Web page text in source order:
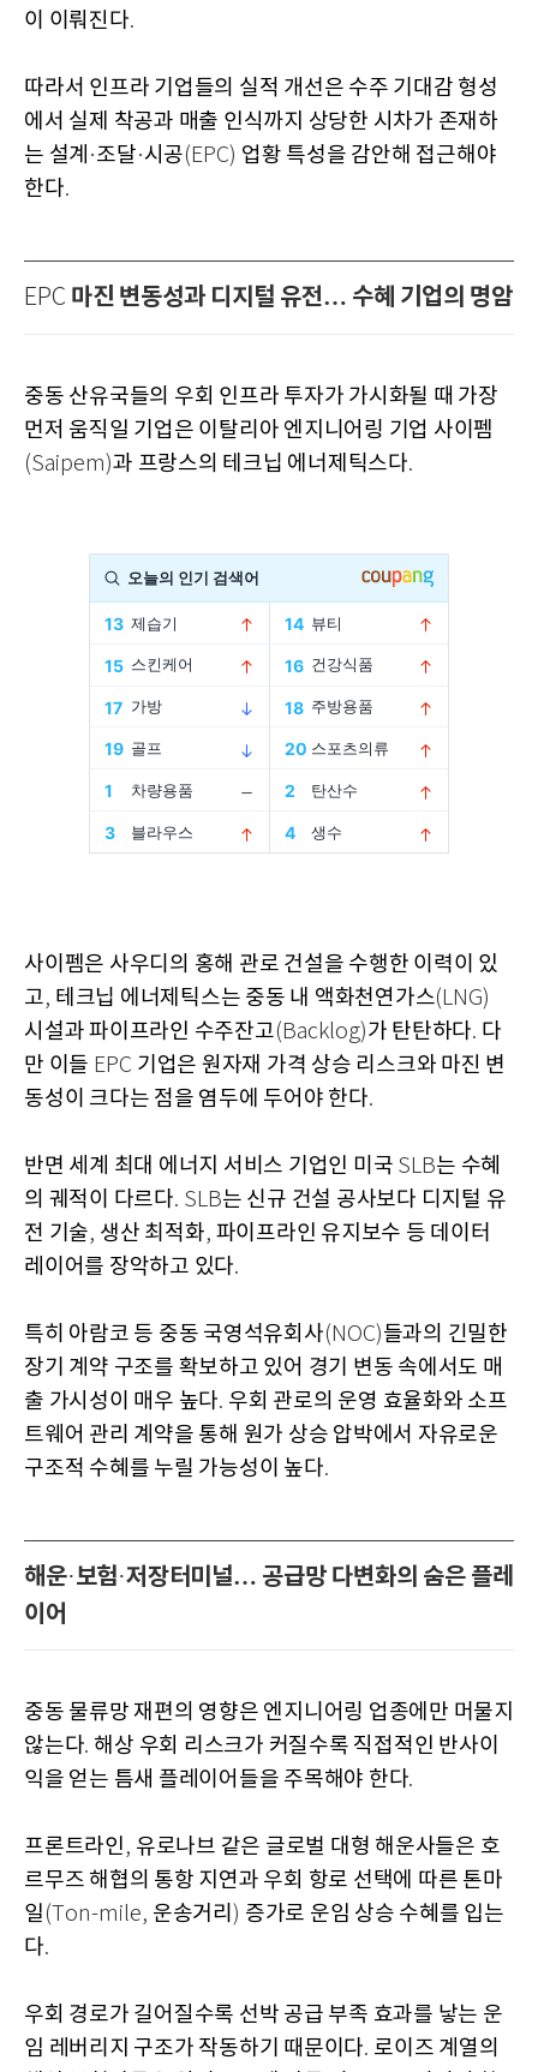
이 이뤄진다.
따라서 인프라 기업들의 실적 개선은 수주 기대감 형성
에서 실제 착공과 매출 인식까지 상당한 시차가 존재하
는 설계 ·조달·시공(EPC) 업황 특성을 감안해 접근해야
한다.
EPC 마진 변동성과 디지털 유전… 수혜 기업의 명암
중동 산유국들의 우회 인프라 투자가 가시화될 때 가장
먼저 움직일 기업은 이탈리아 엔지니어링 기업 사이펨
(Saipem)과 프랑스의 테크닙 에너제틱스다.
사이펨은 사우디의 홍해 관로 건설을 수행한 이력이 있
고, 테크닙 에너제틱스는 중동 내 액화천연가스(LNG)
시설과 파이프라인 수주잔고(Backlog)가 탄탄하다. 다
만 이들 EPC 기업은 원자재 가격 상승 리스크와 마진 변
동성이 크다는 점을 염두에 두어야 한다.
반면 세계 최대 에너지 서비스 기업인 미국 SLB는 수혜
의 궤적이 다르다. SLB는 신규 건설 공사보다 디지털 유
전 기술, 생산 최적화, 파이프라인 유지보수 등 데이터
레이어를 장악하고 있다.
특히 아람코 등 중동 국영석유회사(NOC)들과의 긴밀한
장기 계약 구조를 확보하고 있어 경기 변동 속에서도 매
출 가시성이 매우 높다. 우회 관로의 운영 효율화와 소프
트웨어 관리 계약을 통해 원가 상승 압박에서 자유로운
구조적 수혜를 누릴 가능성이 높다.
해운·보험·저장터미널… 공급망 다변화의 숨은 플레
이어
중동 물류망 재편의 영향은 엔지니어링 업종에만 머물지
않는다. 해상 우회 리스크가 커질수록 직접적인 반사이
익을 얻는 틈새 플레이어들을 주목해야 한다.
프론트라인, 유로나브 같은 글로벌 대형 해운사들은 호
르무즈 해협의 통항 지연과 우회 항로 선택에 따른 톤마
일 (Ton-mile, 운송거리 ) 증가로 운임 상승 수혜를 입는
다.
우회 경로가 길어질수록 선박 공급 부족 효과를 낳는 운
임 레버리지 구조가 작동하기 때문이다. 로이즈 계열의